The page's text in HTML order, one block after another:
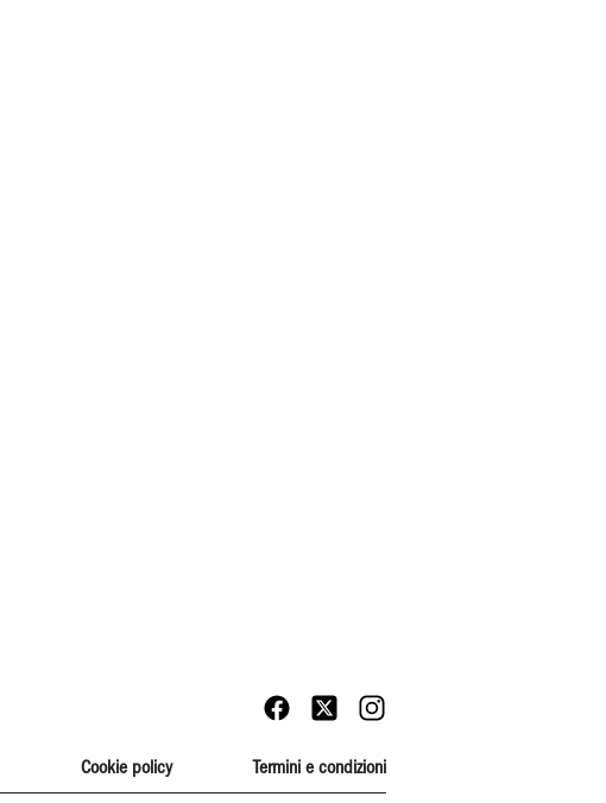
Cookie policy Termini e condizioni